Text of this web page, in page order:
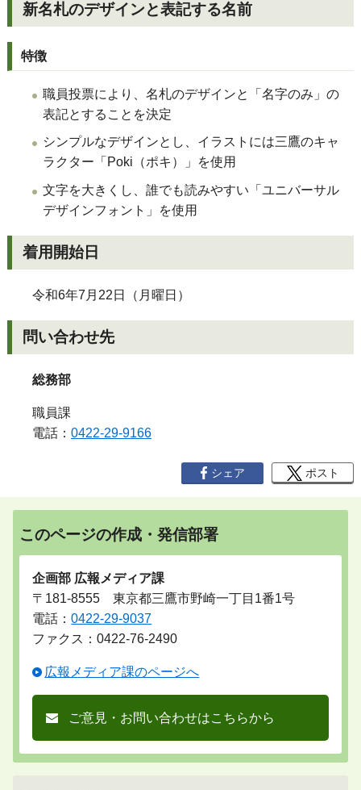
新名札のデザインと表記する名前
特徴
職員投票により、名札のデザインと「名字のみ」の
表記とすることを決定
シンプルなデザインとし、イラストには三鷹のキャ
ラクター「 Poki （ポキ）」を使用
文字を大きくし、誰でも読みやすい「ユニバーサル
デザインフォント」を使用
着用開始日
令和6年7月22日（月曜日）
問い合わせ先
総務部
職員課
電話： 0422-29-9166
シェア ポスト
このページの作成・発信部署
企画部 広報メディア課
〒181-8555 東京都三鷹市野崎一丁目1番1号
電話：0422-29-9037
ファクス：0422-76-2490
広報メディア課のページへ
ご意見・お問い合わせはこちらから